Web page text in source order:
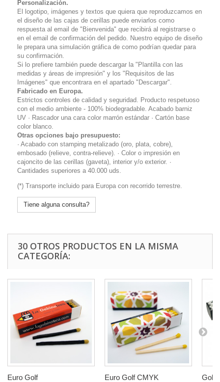
Personalización.
El logotipo, imágenes y textos que quiera que reproduzcamos en
el diseño de las cajas de cerillas puede enviarlos como
respuesta al email de "Bienvenida" que recibirá al registrarse o
en el email de confirmación del pedido. Nuestro equipo de diseño
le prepara una simulación gráfica de como podrían quedar para
su confirmación.
Si lo prefiere también puede descargar la "Plantilla con las
medidas y áreas de impresión" y los "Requisitos de las
Imágenes" que encontrara en el apartado "Descargar".
Fabricado en Europa.
Estrictos controles de calidad y seguridad. Producto respetuoso
con el medio ambiente - 100% biodegradable. Acabado barniz
UV · Rascador una cara color marrón estándar · Cartón base
color blanco.
Otras opciones bajo presupuesto:
· Acabado con stamping metalizado (oro, plata, cobre),
embosado (relieve, contra-relieve). · Color o impresión en
cajoncito de las cerillas (gaveta), interior y/o exterior. ·
Cantidades superiores a 40.000 uds.
(*) Transporte incluido para Europa con recorrido terrestre.
Tiene alguna consulta?
30 OTROS PRODUCTOS EN LA MISMA
CATEGORÍA:
Euro Golf Euro Golf CMYK Golf